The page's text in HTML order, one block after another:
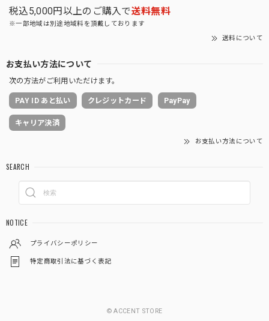
税込5,000円以上のご購入で送料無料
※一部地域は別途地域料を頂戴しております
送料について
お支払い方法について
次の方法がご利用いただけます。
PAY ID あと払い クレジットカード PayPay
キャリア決済
お支払い方法について
SEARCH
NOTICE
プライバシーポリシー
特定商取引法に基づく表記
© ACCENT STORE